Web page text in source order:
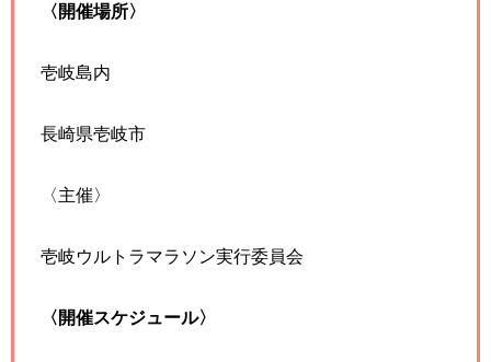
〈開催場所〉
壱岐島内
長崎県壱岐市
〈主催〉
壱岐ウルトラマラソン実行委員会
〈開催スケジュール〉